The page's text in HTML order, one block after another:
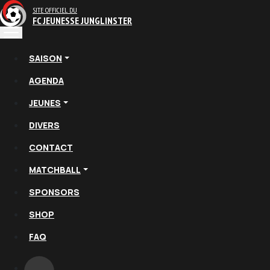
SITE OFFICIEL DU
FC JEUNESSE JUNGLINSTER
SAISON
AGENDA
JEUNES
DIVERS
CONTACT
MATCHBALL
SPONSORS
SHOP
FAQ